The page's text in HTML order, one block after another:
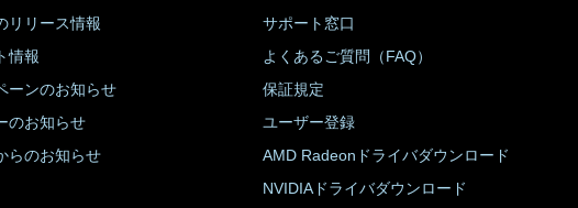
リリース情報
情報
ーンのお知らせ
のお知らせ
らのお知らせ
サポート窓口
よくあるご質問（FAQ）
保証規定
ユーザー登録
AMD Radeonドライバダウンロード
NVIDIAドライバダウンロード